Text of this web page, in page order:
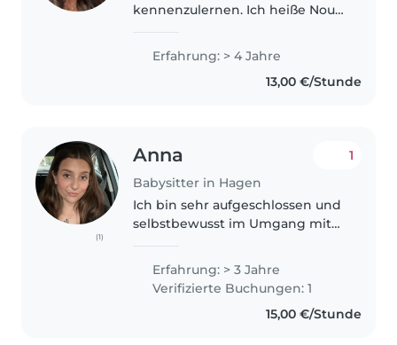
kennenzulernen. Ich heiße Nour
die älteste Tochter. Ich kann
Ihnen noch mehr erzählen falls
Sie interesse haben sollten. Ich..
Erfahrung: > 4 Jahre
13,00 €/Stunde
(1)
Anna
Babysitter in Hagen
1
Ich bin sehr aufgeschlossen und
selbstbewusst im Umgang mit
Studium bringe ich viel
Pädagogisches
Hintergrundwissen mit und
habe bereits auch durch 3..
Erfahrung: > 3 Jahre
Verifizierte Buchungen: 1
15,00 €/Stunde